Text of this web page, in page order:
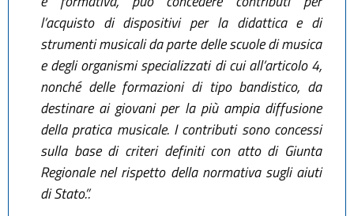
l’acquisto di dispositivi per la didattica e di
strumenti musicali da parte delle scuole di musica
e degli organismi specializzati di cui all’articolo 4,
nonché delle formazioni di tipo bandistico, da
destinare ai giovani per la più ampia diffusione
della pratica musicale. I contributi sono concessi
sulla base di criteri definiti con atto di Giunta
Regionale nel rispetto della normativa sugli aiuti
di Stato.”.